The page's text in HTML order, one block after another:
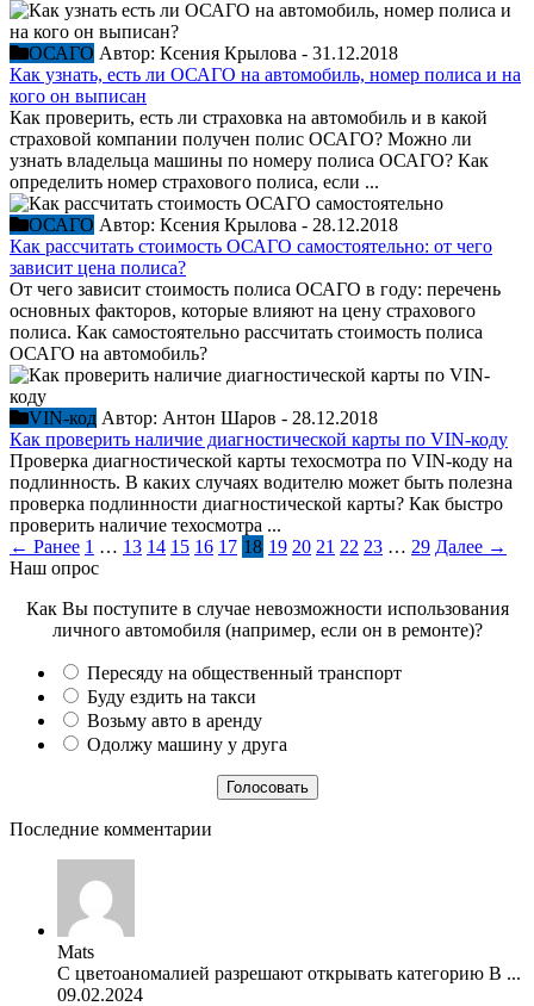
ОСАГО Автор: Ксения Крылова - 31.12.2018
Как узнать, есть ли ОСАГО на автомобиль, номер полиса и на
кого он выписан
Как проверить, есть ли страховка на автомобиль и в какой
страховой компании получен полис ОСАГО? Можно ли
узнать владельца машины по номеру полиса ОСАГО? Как
определить номер страхового полиса, если ...
ОСАГО Автор: Ксения Крылова - 28.12.2018
Как рассчитать стоимость ОСАГО самостоятельно: от чего
зависит цена полиса?
От чего зависит стоимость полиса ОСАГО в году: перечень
основных факторов, которые влияют на цену страхового
полиса. Как самостоятельно рассчитать стоимость полиса
ОСАГО на автомобиль?
VIN-код Автор: Антон Шаров - 28.12.2018
Как проверить наличие диагностической карты по VIN-коду
Проверка диагностической карты техосмотра по VIN-коду на
подлинность. В каких случаях водителю может быть полезна
проверка подлинности диагностической карты? Как быстро
проверить наличие техосмотра ...
← Ранее 1 … 13 14 15 16 17 18 19 20 21 22 23 … 29 Далее →
Наш опрос
Как Вы поступите в случае невозможности использования
личного автомобиля (например, если он в ремонте)?
Пересяду на общественный транспорт
Буду ездить на такси
Возьму авто в аренду
Одолжу машину у друга
Последние комментарии
Mats
С цветоаномалией разрешают открывать категорию В ...
09.02.2024